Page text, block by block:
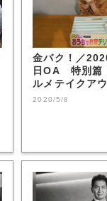
金バク！／
日OA 特別篇
ルメテイクア
二弾...
2020/5/8